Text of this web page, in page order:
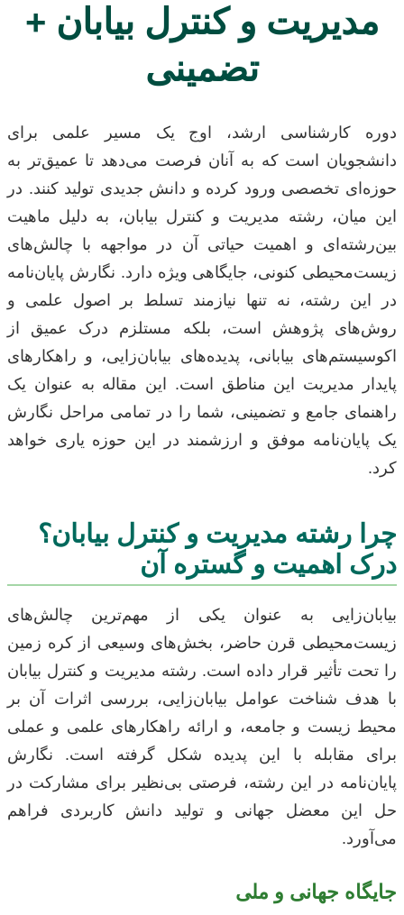
مدیریت و کنترل بیابان +
تضمینی
دوره کارشناسی ارشد، اوج یک مسیر علمی برای
دانشجویان است که به آنان فرصت می‌دهد تا عمیق‌تر به
حوزه‌ای تخصصی ورود کرده و دانش جدیدی تولید کنند. در
این میان، رشته مدیریت و کنترل بیابان، به دلیل ماهیت
بین‌رشته‌ای و اهمیت حیاتی آن در مواجهه با چالش‌های
زیست‌محیطی کنونی، جایگاهی ویژه دارد. نگارش پایان‌نامه
در این رشته، نه تنها نیازمند تسلط بر اصول علمی و
روش‌های پژوهش است، بلکه مستلزم درک عمیق از
اکوسیستم‌های بیابانی، پدیده‌های بیابان‌زایی، و راهکارهای
پایدار مدیریت این مناطق است. این مقاله به عنوان یک
راهنمای جامع و تضمینی، شما را در تمامی مراحل نگارش
یک پایان‌نامه موفق و ارزشمند در این حوزه یاری خواهد
کرد.
چرا رشته مدیریت و کنترل بیابان؟
درک اهمیت و گستره آن
بیابان‌زایی به عنوان یکی از مهم‌ترین چالش‌های
زیست‌محیطی قرن حاضر، بخش‌های وسیعی از کره زمین
را تحت تأثیر قرار داده است. رشته مدیریت و کنترل بیابان
با هدف شناخت عوامل بیابان‌زایی، بررسی اثرات آن بر
محیط زیست و جامعه، و ارائه راهکارهای علمی و عملی
برای مقابله با این پدیده شکل گرفته است. نگارش
پایان‌نامه در این رشته، فرصتی بی‌نظیر برای مشارکت در
حل این معضل جهانی و تولید دانش کاربردی فراهم
می‌آورد.
جایگاه جهانی و ملی